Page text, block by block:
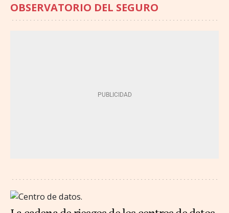
OBSERVATORIO DEL SEGURO